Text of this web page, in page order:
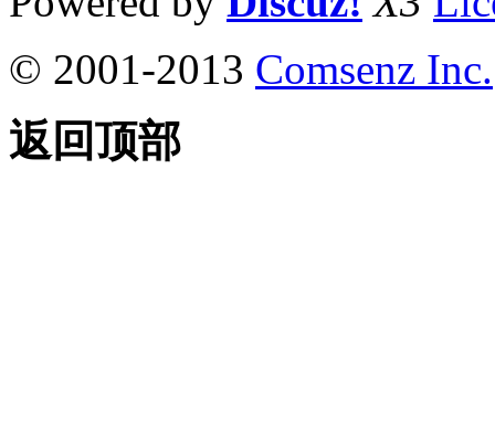
© 2001-2013 Comsenz Inc.
返回顶部